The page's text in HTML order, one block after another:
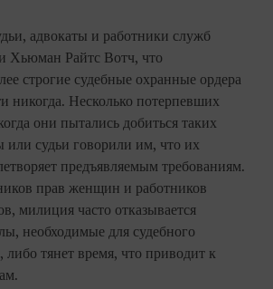
адвокаты и работники служб
Хьюман Райтс Вотч, что
строгие судебные охранные ордера
никогда. Несколько потерпевших
они пытались добиться таких
или судьи говорили им, что их
предъявляемым требованиям.
прав женщин и работников
милиция часто отказывается
необходимые для судебного
либо тянет время, что приводит к